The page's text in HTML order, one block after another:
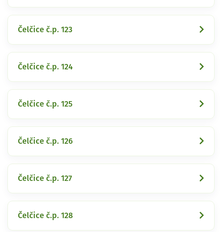
Čelčice č.p. 123
Čelčice č.p. 124
Čelčice č.p. 125
Čelčice č.p. 126
Čelčice č.p. 127
Čelčice č.p. 128